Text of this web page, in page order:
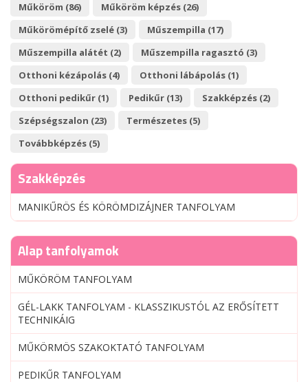
Műköröm (86)
Műköröm képzés (26)
Műkörömépítő zselé (3)
Műszempilla (17)
Műszempilla alátét (2)
Műszempilla ragasztó (3)
Otthoni kézápolás (4)
Otthoni lábápolás (1)
Otthoni pedikűr (1)
Pedikűr (13)
Szakképzés (2)
Szépségszalon (23)
Természetes (5)
Továbbképzés (5)
Szakképzés
MANIKŰRÖS ÉS KÖRÖMDIZÁJNER TANFOLYAM
Alap tanfolyamok
MŰKÖRÖM TANFOLYAM
GÉL-LAKK TANFOLYAM - KLASSZIKUSTÓL AZ ERŐSÍTETT
TECHNIKÁIG
MŰKÖRMÖS SZAKOKTATÓ TANFOLYAM
PEDIKŰR TANFOLYAM